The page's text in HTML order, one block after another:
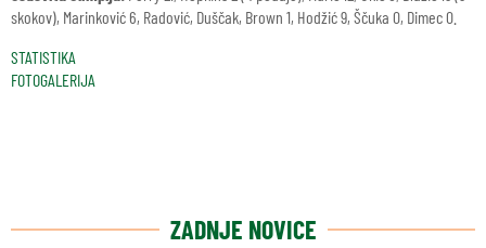
skokov), Marinković 6, Radović, Duščak, Brown 1, Hodžić 9, Ščuka 0, Dimec 0.
STATISTIKA
FOTOGALERIJA
ZADNJE NOVICE